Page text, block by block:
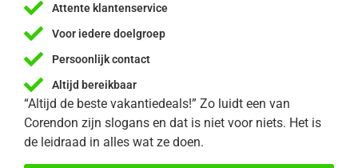
Attente klantenservice
Voor iedere doelgroep
Persoonlijk contact
Altijd bereikbaar
“Altijd de beste vakantiedeals!” Zo luidt een van
Corendon zijn slogans en dat is niet voor niets. Het is
de leidraad in alles wat ze doen.